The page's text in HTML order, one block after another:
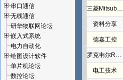
串口通信
无线通信
研华物联网论坛
嵌入式系统
电力自动化
绘图设计软件
单片机论坛
数控论坛
三菱Mitsubishi
资料分享
德嘉工控
罗克韦尔Rockwell(AB)
电工技术